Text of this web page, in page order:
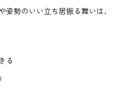
姿勢のいい立ち居振る舞いは、
る